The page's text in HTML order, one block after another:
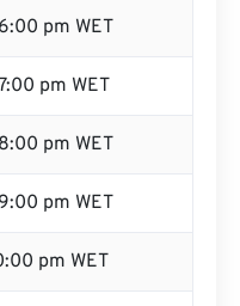
pm WET
pm WET
pm WET
pm WET
pm WET